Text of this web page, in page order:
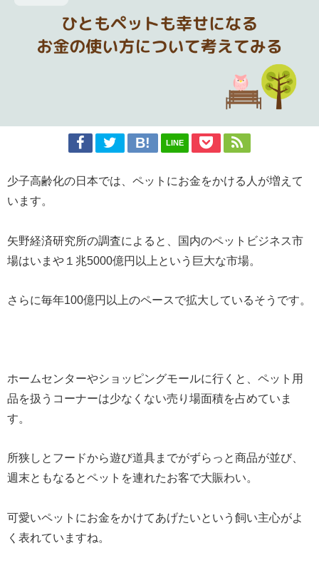
LINE
少子高齢化の日本では、ペットにお金をかける人が増えて
います。
矢野経済研究所の調査によると、国内のペットビジネス市
場はいまや１兆5000億円以上という巨大な市場。
さらに毎年100億円以上のペースで拡大しているそうです。
ホームセンターやショッピングモールに行くと、ペット用
品を扱うコーナーは少なくない売り場面積を占めていま
す。
所狭しとフードから遊び道具までがずらっと商品が並び、
週末ともなるとペットを連れたお客で大賑わい。
可愛いペットにお金をかけてあげたいという飼い主心がよ
く表れていますね。